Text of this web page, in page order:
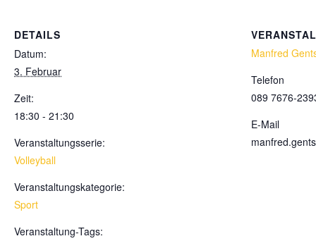
DETAILS
Datum:
3. Februar
Zeit:
18:30 - 21:30
Veranstaltungsserie:
Volleyball
Veranstaltungskategorie:
Sport
Veranstaltung-Tags:
Manfred
Telefon
089 7676-
E-Mail